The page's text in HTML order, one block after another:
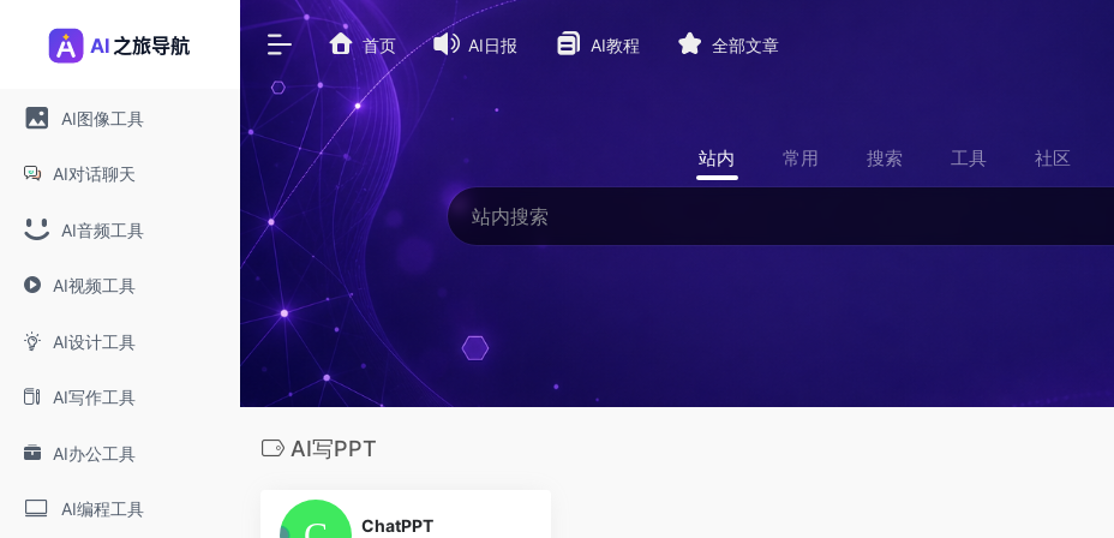
AI图像工具
AI对话聊天
AI音频工具
AI视频工具
AI设计工具
AI写作工具
AI办公工具
AI编程工具
首页 AI日报 AI教程 全部文章
站内 常用 搜索 工具 社区
AI写PPT
ChatPPT